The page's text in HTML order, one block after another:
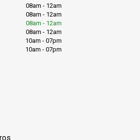
08am - 12am
08am - 12am
08am - 12am
08am - 12am
10am - 07pm
10am - 07pm